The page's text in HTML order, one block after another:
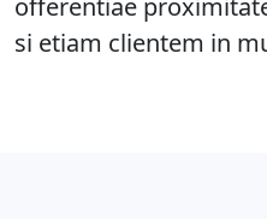
offerentiae
si etiam clientem in